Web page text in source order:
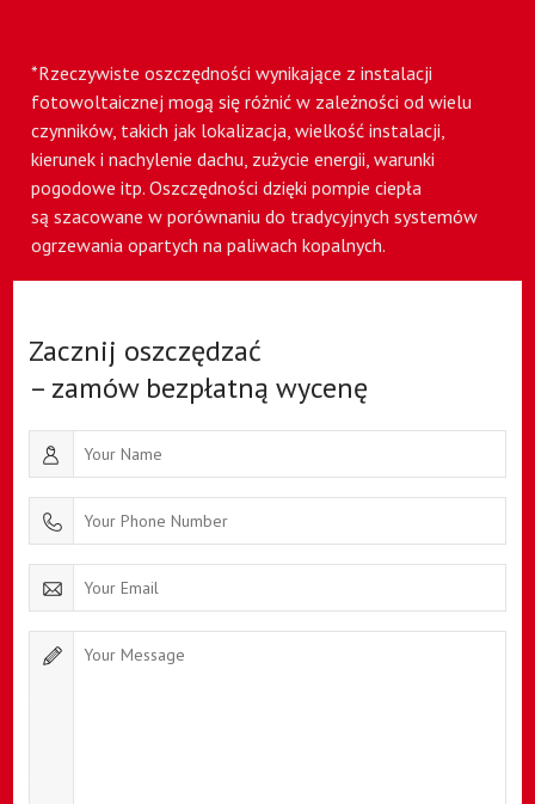
*Rzeczywiste oszczędności wynikające z instalacji
fotowoltaicznej mogą się różnić w zależności od wielu
czynników, takich jak lokalizacja, wielkość instalacji,
kierunek i nachylenie dachu, zużycie energii, warunki
pogodowe itp. Oszczędności dzięki pompie ciepła
są szacowane w porównaniu do tradycyjnych systemów
ogrzewania opartych na paliwach kopalnych.
Zacznij oszczędzać
– zamów bezpłatną wycenę